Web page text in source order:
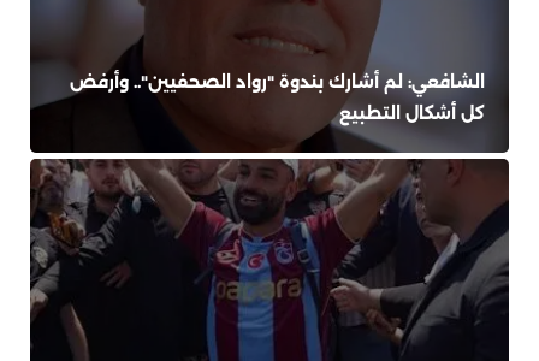
الشافعي: لم أشارك بندوة "رواد الصحفيين".. وأرفض
كل أشكال التطبيع